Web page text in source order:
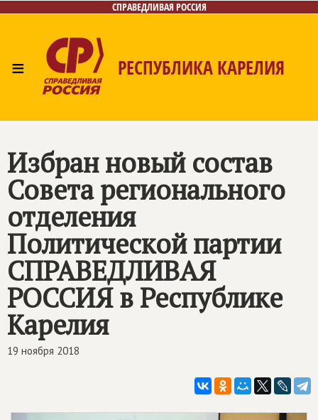
СПРАВЕДЛИВАЯ РОССИЯ
≡ РЕСПУБЛИКА КАРЕЛИЯ
Контакты
Избран новый состав
Совета регионального
отделения
Политической партии
СПРАВЕДЛИВАЯ
РОССИЯв Республике
Карелия
19 ноября 2018